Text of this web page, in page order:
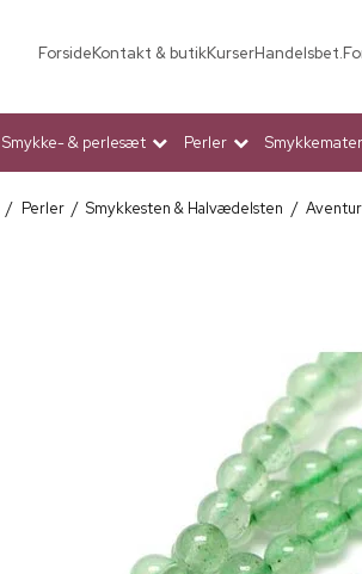
ForsideKontakt & butikKurserHandelsbet.
Smykke- & perlesæt Perler
/ Perler / Smykkesten & Halvædelsten /